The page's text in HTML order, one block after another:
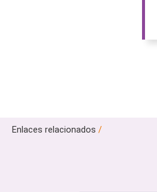
Enlaces relacionados /